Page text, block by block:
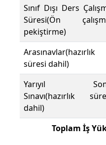
Sınıf Dışı Ders
Süresi(Ön
pekiştirme)
Arasınavlar(hazırlık
süresi dahil)
Yarıyıl
Sınavı(hazırlık
dahil)
Toplam İş